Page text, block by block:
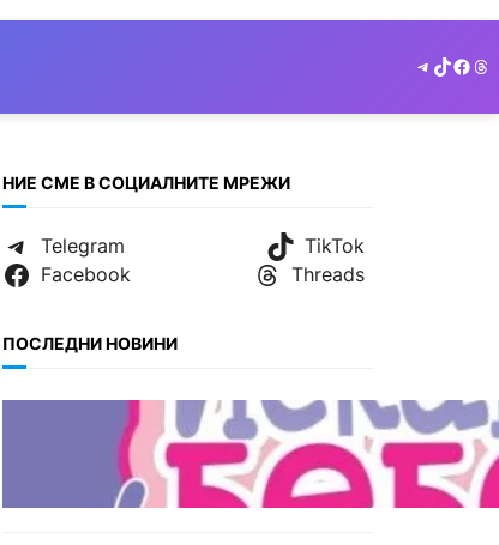
Telegram
TikTok
НИЕ СМЕ В СОЦИАЛНИТЕ МРЕЖИ
Telegram
TikTok
Facebook
Threads
ПОСЛЕДНИ НОВИНИ
Инвитро подкрепата под
въпрос? „Искам бебе“ се
обяви срещу
прехвърлянето на Центъра